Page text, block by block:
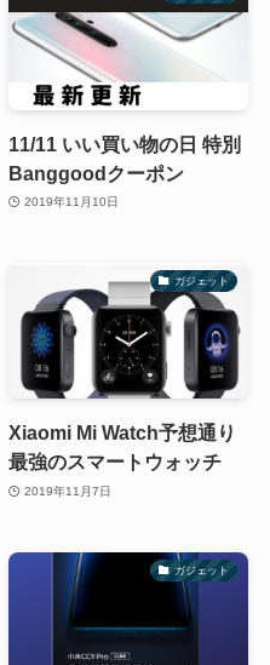
11/11 いい買い物の日 特別
Banggoodクーポン
2019年11月10日
ガジェット
Xiaomi Mi Watch予想通り
最強のスマートウォッチ
2019年11月7日
ガジェット